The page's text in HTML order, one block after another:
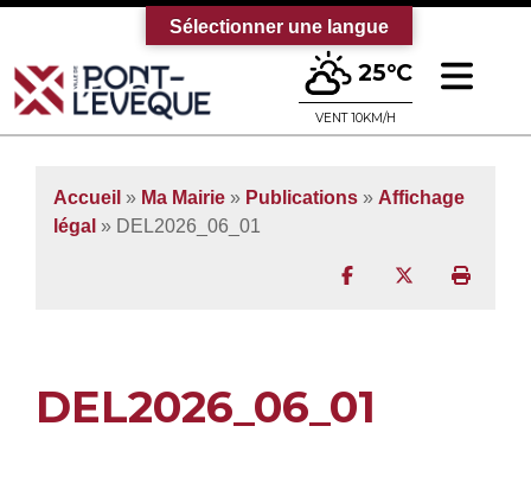
Bienvenue sur le site officiel de la
25°C
VENT 10KM/H
Accueil » Ma Mairie » Publications » Affichage
légal » DEL2026_06_01
Partager surPartager sur
DEL2026_06_01
Sélectionner une langue